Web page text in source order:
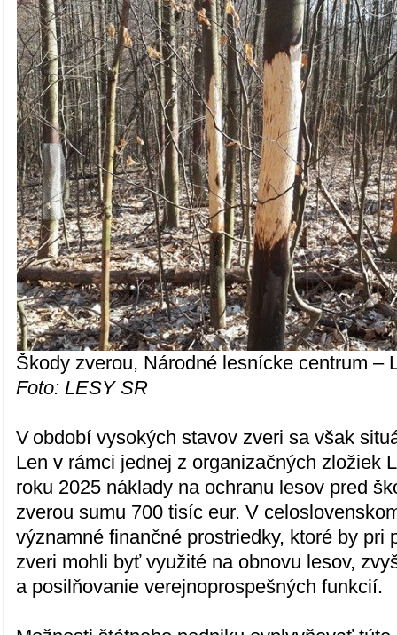
Škody zverou, Národné lesnícke centrum –
Foto: LESY SR
V období vysokých stavov zveri sa však
Len v rámci jednej z organizačných zložiek
roku 2025 náklady na ochranu lesov pred
zverou sumu 700 tisíc eur. V
významné finančné prostriedky, ktoré by pri
zveri mohli byť využité na obnovu lesov,
a posilňovanie verejnoprospešných funkcií.